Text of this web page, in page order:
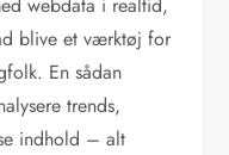
webdata i realtid,
blive et værktøj for
En sådan
trends,
indhold – alt